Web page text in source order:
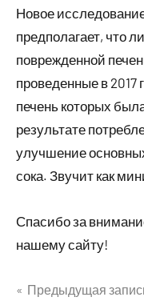
Новое
предполагает, что
поврежденной
проведенные в 2017
печень которых
результате
улучшение
сока. Звучит как
Спасибо за
нашему сайту!
Предыдущая